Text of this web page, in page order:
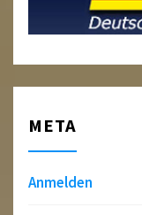
META
Anmelden